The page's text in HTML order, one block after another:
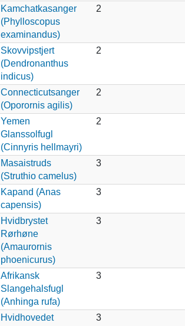
Kamchatkasanger
(Phylloscopus
examinandus)
2
Skovvipstjert
(Dendronanthus
indicus)
2
Connecticutsanger
(Oporornis agilis)
2
Yemen
Glanssolfugl
(Cinnyris hellmayri)
2
Masaistruds
(Struthio camelus)
3
Kapand (Anas
capensis)
3
Hvidbrystet
Rørhøne
(Amaurornis
phoenicurus)
3
Afrikansk
Slangehalsfugl
(Anhinga rufa)
3
Hvidhovedet
3